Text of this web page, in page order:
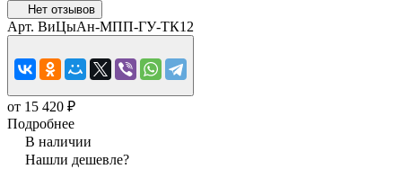
Нет отзывов
Арт. ВиЦыАн-МПП-ГУ-ТК12
от 15 420 ₽
Подробнее
В наличии
Нашли дешевле?